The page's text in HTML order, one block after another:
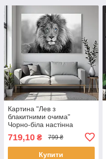
Картина "Лев з
блакитними очима"
Чорно-біла настінна
картина Друк на полотні
Декор в сучасний інтер'єр
60х40 см
719,10 ₴ 799 ₴
Купити